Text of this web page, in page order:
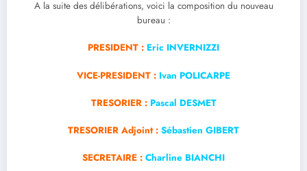
A la suite des délibérations, voici la composition du nouveau
bureau :
PRESIDENT : Eric INVERNIZZI
VICE-PRESIDENT : Ivan POLICARPE
TRESORIER : Pascal DESMET
TRESORIER Adjoint : Sébastien GIBERT
SECRETAIRE : Charline BIANCHI